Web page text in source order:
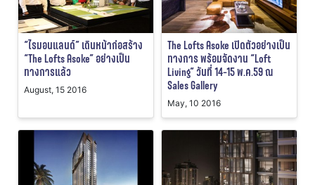
“ไรมอนแลนด์” เดินหน้าก่อสร้าง
“The Lofts Asoke” อย่างเป็น
ทางการแล้ว
August, 15 2016
The Lofts Asoke เปิดตัวอย่างเป็น
ทางการ พร้อมจัดงาน “Loft
Living” วันที่ 14-15 พ.ค.59 ณ
Sales Gallery
May, 10 2016